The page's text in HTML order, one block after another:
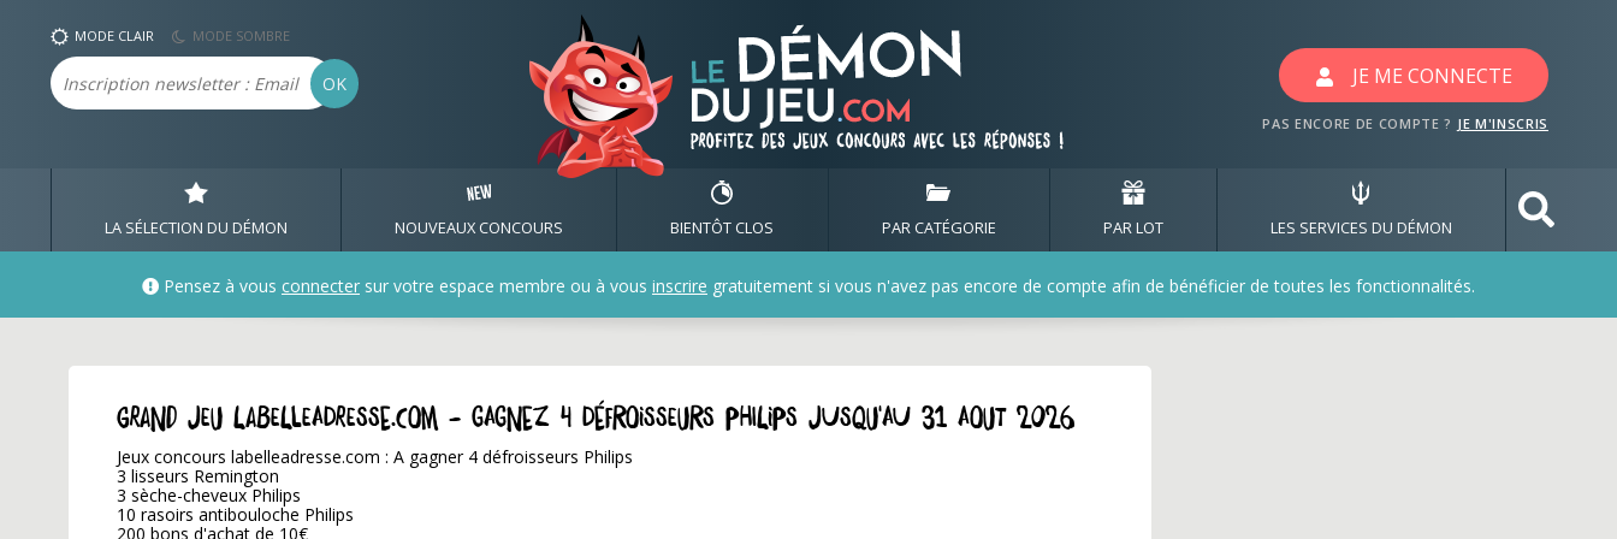
MODE CLAIR MODE SOMBRE
Email OK JE ME CONNECTE
PAS ENCORE DE COMPTE ? JE M'INSCRIS
LA SÉLECTION DU DÉMON NOUVEAUX CONCOURS BIENTÔT CLOS PAR CATÉGORIE PAR LOT LES SERVICES DU DÉMON
Pensez à vous connecter sur votre espace membre ou à vous inscrire gratuitement si vous n'avez pas encore de compte afin de bénéficier de toutes les fonctionnalités.
GRAND JEU labelleadresse.com - Gagnez 4 défroisseurs Philips jusqu'au 31 aout 2026
Jeux concours labelleadresse.com : A gagner 4 défroisseurs Philips
3 lisseurs Remington
3 sèche-cheveux Philips
10 rasoirs antibouloche Philips
200 bons d'achat de 10€